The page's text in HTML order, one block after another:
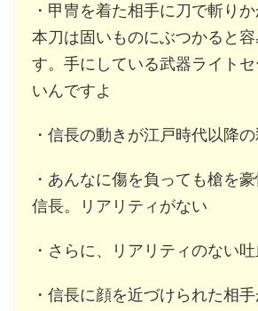
・甲冑を着た相手に刀で斬り
本刀は固いものにぶつかると容
す。手にしている武器ライト
いんですよ
・信長の動きが江戸時代以降
・あんなに傷を負っても槍を
信長。リアリティがない
・さらに、リアリティのない吐
・信長に顔を近づけられた相